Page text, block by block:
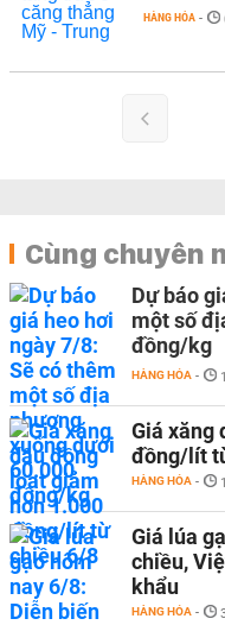
HÀNG HÓA -
Cùng chuyên
Dự báo
một số
đồng/kg
HÀNG HÓA -
Giá xăng
đồng/lít
HÀNG HÓA -
Giá lúa
chiều,
khẩu
HÀNG HÓA -